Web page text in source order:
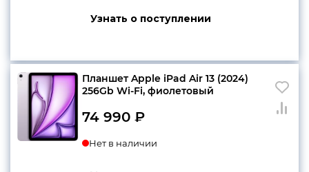
Узнать о поступлении
Планшет Apple iPad Air 13 (2024)
256Gb Wi-Fi, фиолетовый
74 990 ₽
Нет в наличии
выходных)